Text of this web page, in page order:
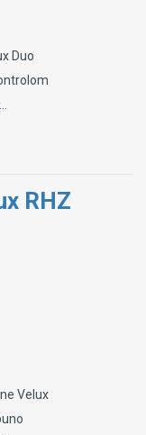
Duo
RHZ
Velux